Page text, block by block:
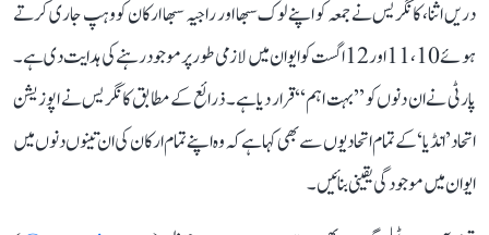
دریں اثنا، کانگریس نے جمعہ کو اپنے لوک سبھا اور راجیہ سبھا ارکان کو وہپ جاری کرتے
ہوئے 10، 11 اور 12 اگست کو ایوان میں لازمی طور پر موجود رہنے کی ہدایت دی ہے۔
پارٹی نے ان دنوں کو ’’بہت اہم‘‘ قرار دیا ہے۔ ذرائع کے مطابق کانگریس نے اپوزیشن
اتحاد ’انڈیا‘ کے تمام اتحادیوں سے بھی کہا ہے کہ وہ اپنے تمام ارکان کی ان تینوں دنوں میں
ایوان میں موجودگی یقینی بنائیں۔